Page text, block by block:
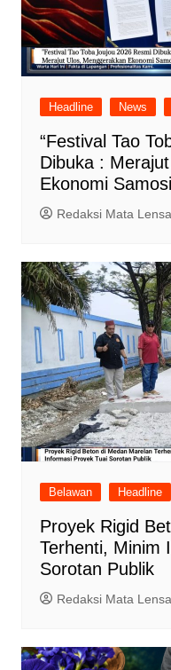
Headline News
“Festival Tao
Dibuka :
Ekonomi
Redaksi Mata Lensa
Belawan Headline
Proyek Rigid
Terhenti, Minim
Sorotan Publik
Redaksi Mata Lensa